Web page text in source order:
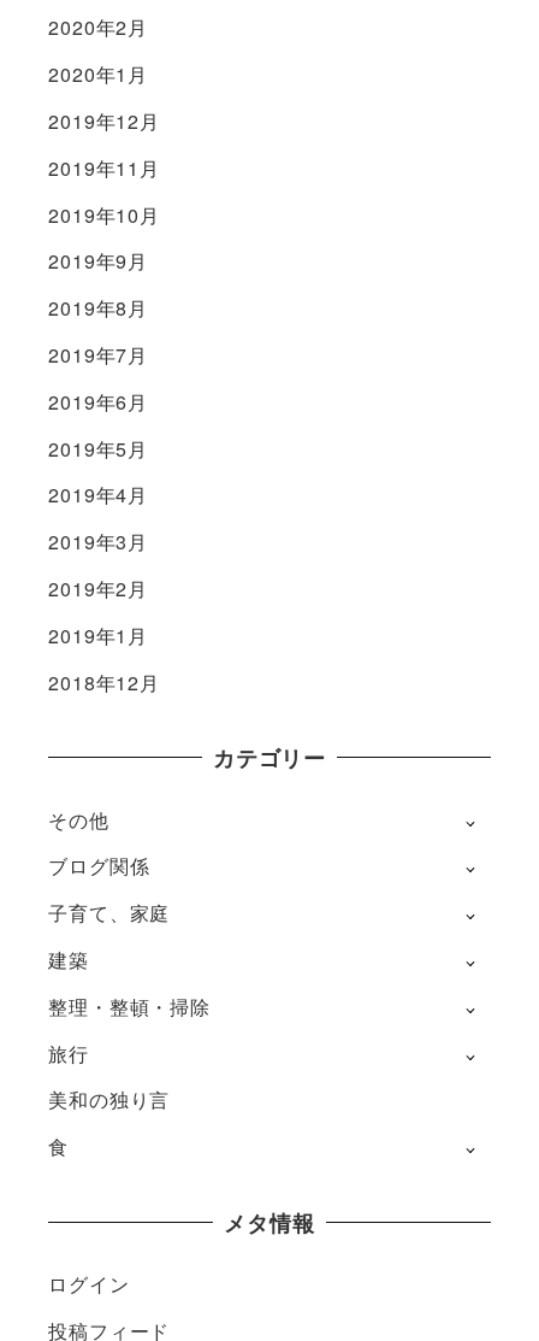
2020年2月
2020年1月
2019年12月
2019年11月
2019年10月
2019年9月
2019年8月
2019年7月
2019年6月
2019年5月
2019年4月
2019年3月
2019年2月
2019年1月
2018年12月
カテゴリー
その他
ブログ関係
子育て、家庭
建築
整理・整頓・掃除
旅行
美和の独り言
食
メタ情報
ログイン
投稿フィード